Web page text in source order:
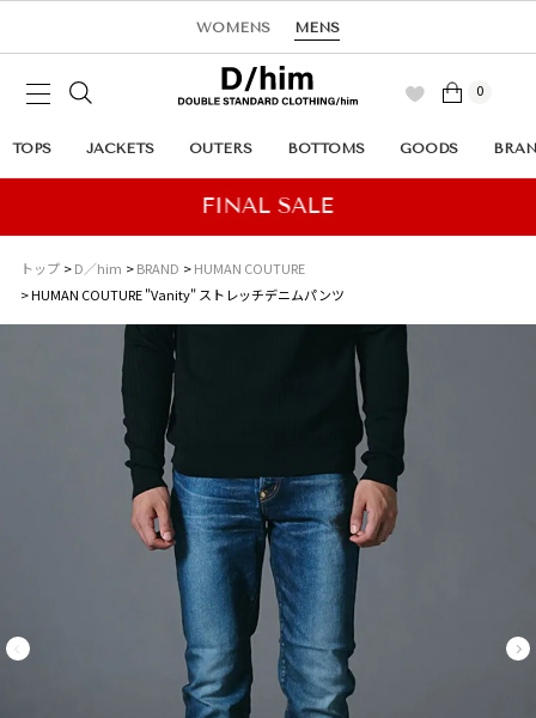
WOMENS MENS
0
TOPS JACKETS OUTERS BOTTOMS GOODS
トップ D／him BRAND
HUMAN COUTURE
HUMAN COUTURE "Vanity" ストレッチデニムパンツ